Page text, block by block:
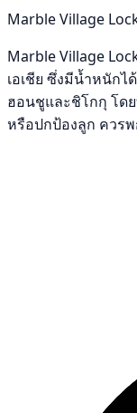
Marble Village
Marble Village
เอเชีย ซึ่งมีน้ำหนักไ
ฮอนชูและชิโกกุ โด
หรือปกป้องลูก ควร